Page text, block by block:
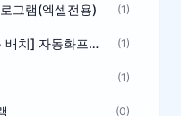
그램(엑셀전용) (1)
경기도교육청 - [정기고사 감독 배치] 자동화프로그램 보급 (1)
(1)
(0)